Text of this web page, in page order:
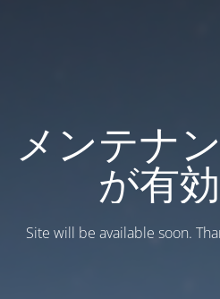
メンテナ
が有
Site will be available soon.